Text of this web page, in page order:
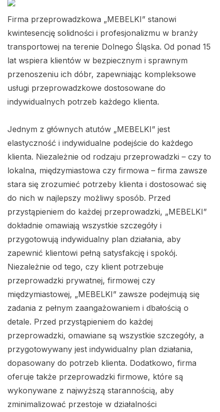
Firma przeprowadzkowa „MEBELKI” stanowi
kwintesencję solidności i profesjonalizmu w branży
transportowej na terenie Dolnego Śląska. Od ponad 15
lat wspiera klientów w bezpiecznym i sprawnym
przenoszeniu ich dóbr, zapewniając kompleksowe
usługi przeprowadzkowe dostosowane do
indywidualnych potrzeb każdego klienta.
Jednym z głównych atutów „MEBELKI” jest
elastyczność i indywidualne podejście do każdego
klienta. Niezależnie od rodzaju przeprowadzki – czy to
lokalna, międzymiastowa czy firmowa – firma zawsze
stara się zrozumieć potrzeby klienta i dostosować się
do nich w najlepszy możliwy sposób. Przed
przystąpieniem do każdej przeprowadzki, „MEBELKI”
dokładnie omawiają wszystkie szczegóły i
przygotowują indywidualny plan działania, aby
zapewnić klientowi pełną satysfakcję i spokój.
Niezależnie od tego, czy klient potrzebuje
przeprowadzki prywatnej, firmowej czy
międzymiastowej, „MEBELKI” zawsze podejmują się
zadania z pełnym zaangażowaniem i dbałością o
detale. Przed przystąpieniem do każdej
przeprowadzki, omawiane są wszystkie szczegóły, a
przygotowywany jest indywidualny plan działania,
dopasowany do potrzeb klienta. Dodatkowo, firma
oferuje także przeprowadzki firmowe, które są
wykonywane z najwyższą starannością, aby
zminimalizować przestoje w działalności